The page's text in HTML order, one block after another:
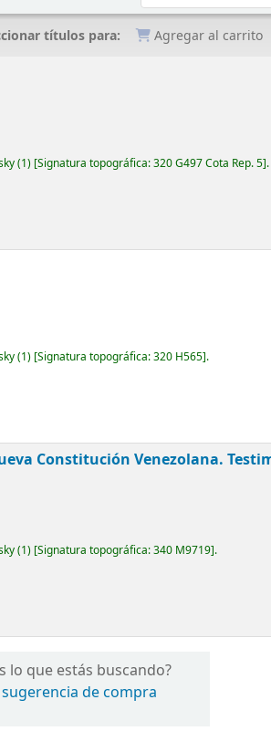
títulos para: Agregar al carrito
(1) Signatura topográfica:320 G497 Cota Rep. 5 .
(1) Signatura topográfica:320 H565 .
Constitución Venezolana.
(1) Signatura topográfica:340 M9719 .
lo que estás buscando?
sugerencia de compra